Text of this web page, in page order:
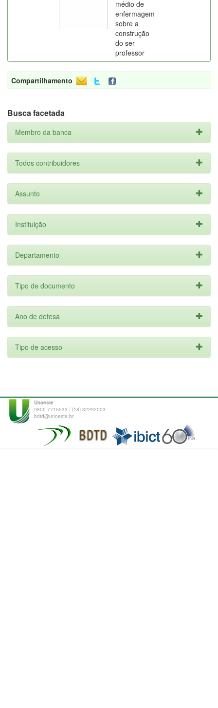
médio de
enfermagem
sobre a
construção
do ser
professor
Compartilhamento
Busca facetada
Membro da banca
Todos contribuidores
Assunto
Instituição
Departamento
Tipo de documento
Ano de defesa
Tipo de acesso
Unoeste
0800 7715533 / (18) 32292003
bdtd@unoeste.br